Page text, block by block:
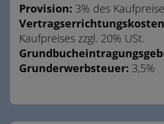
Provision: 3% des
Kaufpreises zzgl. 20% USt.
Grunderwerbsteuer: 3,5%